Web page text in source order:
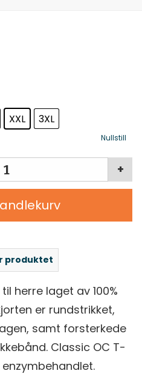
XXL 3XL
Nullstill
+
produktet
herre laget av 100%
er rundstrikket,
samt forsterkede
Classic OC T-